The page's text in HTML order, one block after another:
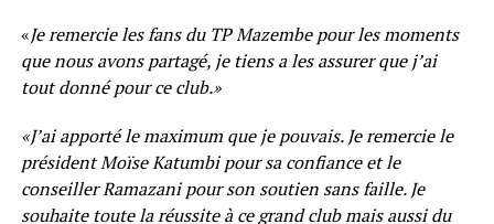
«Je remercie les fans du TP Mazembe pour les moments
que nous avons partagé, je tiens a les assurer que j’ai
tout donné pour ce club.»
«J’ai apporté le maximum que je pouvais. Je remercie le
président Moïse Katumbi pour sa confiance et le
conseiller Ramazani pour son soutien sans faille. Je
souhaite toute la réussite à ce grand club mais aussi du